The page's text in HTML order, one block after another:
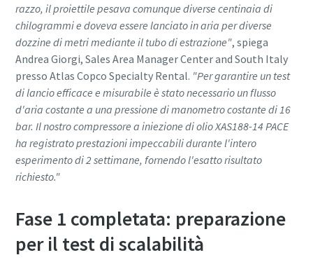
razzo, il proiettile pesava comunque diverse centinaia di
chilogrammi e doveva essere lanciato in aria per diverse
dozzine di metri mediante il tubo di estrazione", spiega
Andrea Giorgi, Sales Area Manager Center and South Italy
presso Atlas Copco Specialty Rental. "Per garantire un test
di lancio efficace e misurabile è stato necessario un flusso
d'aria costante a una pressione di manometro costante di 16
bar. Il nostro compressore a iniezione di olio XAS188-14 PACE
ha registrato prestazioni impeccabili durante l'intero
esperimento di 2 settimane, fornendo l'esatto risultato
richiesto."
Fase 1 completata: preparazione
per il test di scalabilità